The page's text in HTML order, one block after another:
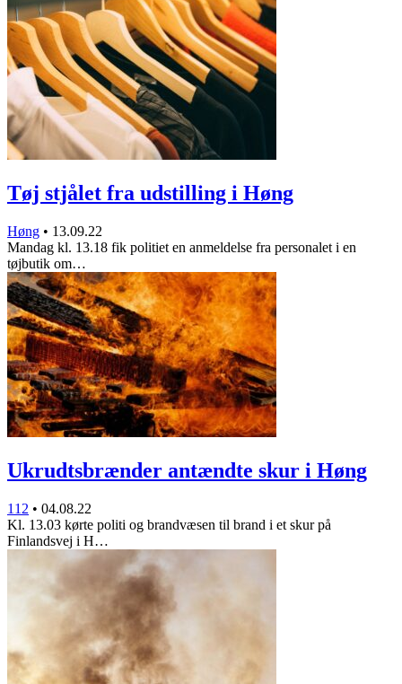
Tøj stjålet fra udstilling i Høng
Høng • 13.09.22
Mandag kl. 13.18 fik politiet en anmeldelse fra personalet i en
tøjbutik om…
Ukrudtsbrænder antændte skur i Høng
112 • 04.08.22
Kl. 13.03 kørte politi og brandvæsen til brand i et skur på
Finlandsvej i H…